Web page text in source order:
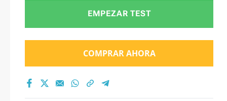
EMPEZAR TEST
COMPRAR AHORA